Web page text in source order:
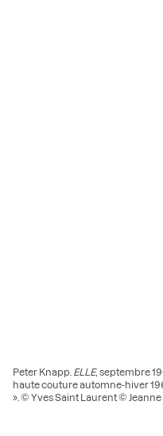
Peter Knapp. ELLE, septembre
haute couture automne-hiver
». © Yves Saint Laurent ©